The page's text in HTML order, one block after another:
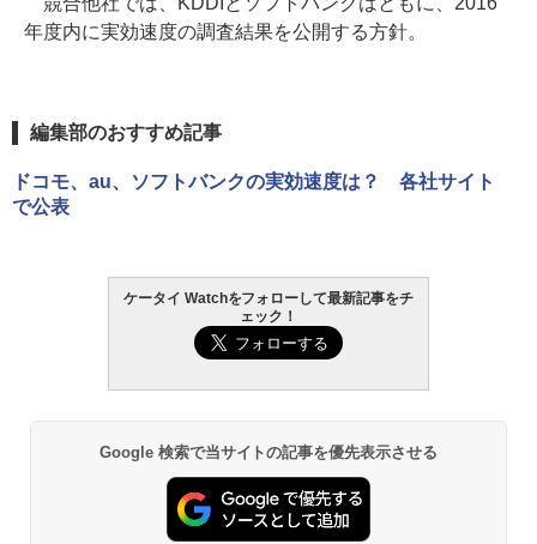
年度内に実効速度の調査結果を公開する方針。
編集部のおすすめ記事
ドコモ、au、ソフトバンクの実効速度は？ 各社サイト
で公表
ケータイ Watchをフォローして最新記事をチ
ェック！
Google 検索で当サイトの記事を優先表示させる